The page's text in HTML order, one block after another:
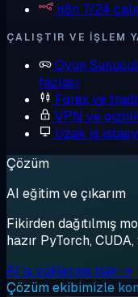
n8n 7/24
ÇALIŞTIR VE IŞLEM
Oyun
fazlası
Forex ve
VPN ve
Uzak iş
Çözüm
AI eğitim ve çıkarım
Fikirden dağıtılmış
hazır PyTorch,
AI iş yüklerine bak →
Çözüm ekibimizle